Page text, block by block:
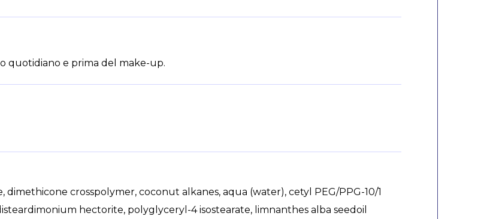
quotidiano e prima del make-up.
crosspolymer, coconut alkanes, aqua (water), cetyl PEG/PPG-10/1
hectorite, polyglyceryl-4 isostearate, limnanthes alba seedoil